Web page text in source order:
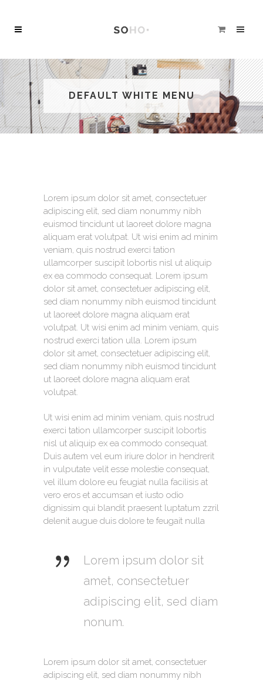
DEFAULT WHITE MENU
Lorem ipsum dolor sit amet, consectetuer
adipiscing elit, sed diam nonummy nibh
euismod tincidunt ut laoreet dolore magna
aliquam erat volutpat. Ut wisi enim ad minim
veniam, quis nostrud exerci tation
ullamcorper suscipit lobortis nisl ut aliquip
ex ea commodo consequat. Lorem ipsum
dolor sit amet, consectetuer adipiscing elit,
sed diam nonummy nibh euismod tincidunt
ut laoreet dolore magna aliquam erat
volutpat. Ut wisi enim ad minim veniam, quis
nostrud exerci tation ulla. Lorem ipsum
dolor sit amet, consectetuer adipiscing elit,
sed diam nonummy nibh euismod tincidunt
ut laoreet dolore magna aliquam erat
volutpat.
Ut wisi enim ad minim veniam, quis nostrud
exerci tation ullamcorper suscipit lobortis
nisl ut aliquip ex ea commodo consequat.
Duis autem vel eum iriure dolor in hendrerit
in vulputate velit esse molestie consequat,
vel illum dolore eu feugiat nulla facilisis at
vero eros et accumsan et iusto odio
dignissim qui blandit praesent luptatum zzril
delenit augue duis dolore te feugait nulla
Lorem ipsum dolor sit
amet, consectetuer
adipiscing elit, sed diam
nonum.
Lorem ipsum dolor sit amet, consectetuer
adipiscing elit, sed diam nonummy nibh